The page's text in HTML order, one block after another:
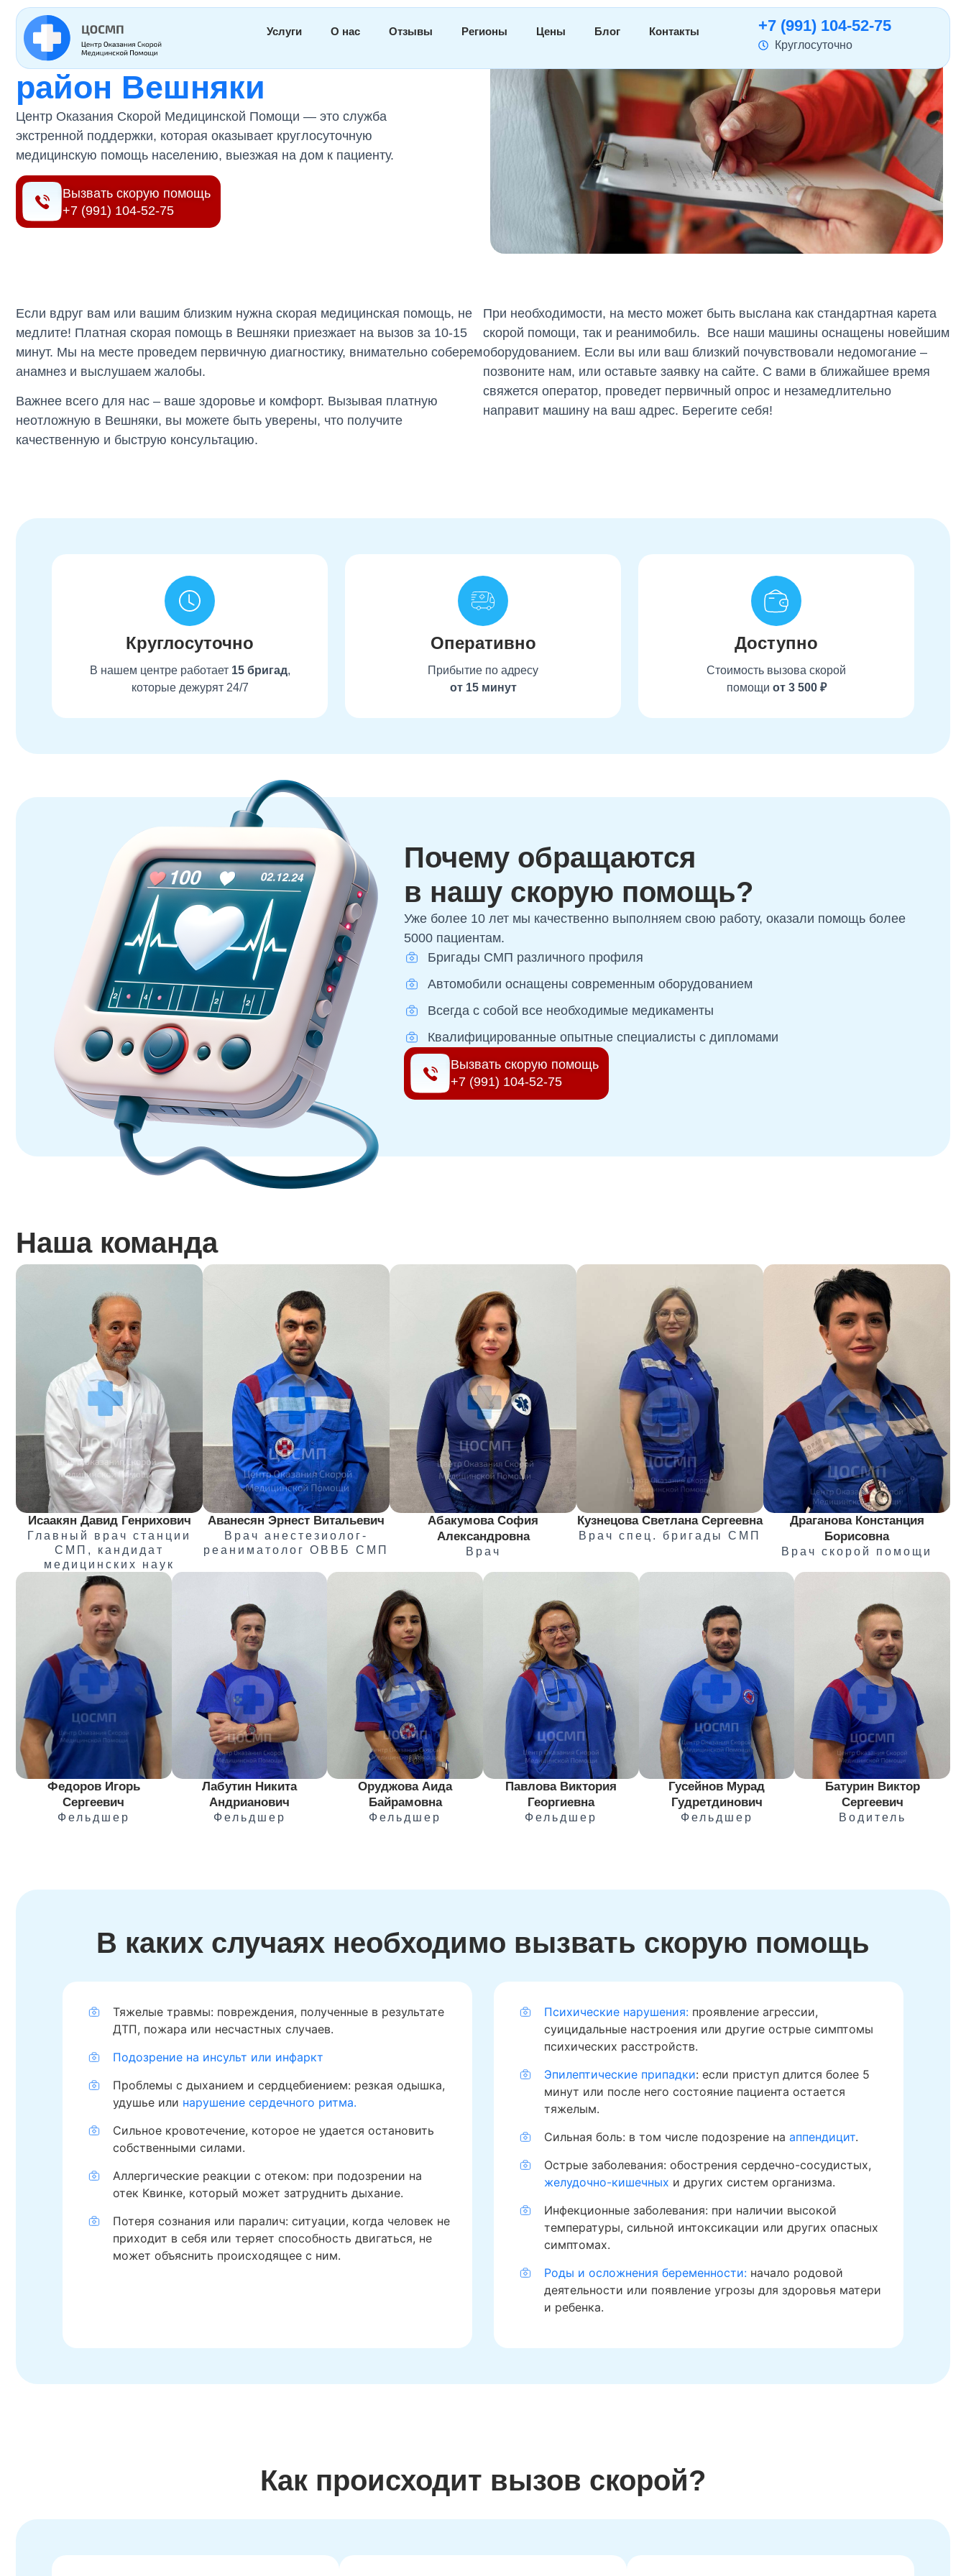
Услуги О нас Отзывы Регионы Цены Блог Контакты +7 (991) 104-52-75
Круглосуточно
Главная »
Платная скорая помощь
район Вешняки
Центр Оказания Скорой Медицинской Помощи — это служба
экстренной поддержки, которая оказывает круглосуточную
медицинскую помощь населению, выезжая на дом к пациенту.
Вызвать скорую помощь
+7 (991) 104-52-75
Если вдруг вам или вашим близким нужна скорая медицинская помощь, не
медлите! Платная скорая помощь в Вешняки приезжает на вызов за 10-15
минут. Мы на месте проведем первичную диагностику, внимательно соберем
анамнез и выслушаем жалобы.
Важнее всего для нас – ваше здоровье и комфорт. Вызывая платную
неотложную в Вешняки, вы можете быть уверены, что получите
качественную и быструю консультацию.
При необходимости, на место может быть выслана как стандартная карета
скорой помощи, так и реанимобиль. Все наши машины оснащены новейшим
оборудованием. Если вы или ваш близкий почувствовали недомогание –
позвоните нам, или оставьте заявку на сайте. С вами в ближайшее время
свяжется оператор, проведет первичный опрос и незамедлительно
направит машину на ваш адрес. Берегите себя!
Круглосуточно
В нашем центре работает 15 бригад,
которые дежурят 24/7
Оперативно
Прибытие по адресу
от 15 минут
Доступно
Стоимость вызова скорой
помощи от 3 500 ₽
Почему обращаются
в нашу скорую помощь?
Уже более 10 лет мы качественно выполняем свою работу, оказали помощь более
5000 пациентам.
Бригады СМП различного профиля
Автомобили оснащены современным оборудованием
Всегда с собой все необходимые медикаменты
Квалифицированные опытные специалисты с дипломами
Вызвать скорую помощь
+7 (991) 104-52-75
Наша команда
Исаакян Давид Генрихович
Главный врач станции
СМП, кандидат
медицинских наук
Аванесян Эрнест Витальевич
Врач анестезиолог-
реаниматолог ОВВБ СМП
Абакумова София
Александровна
Врач
Кузнецова Светлана Сергеевна
Врач спец. бригады СМП
Драганова Констанция
Борисовна
Врач скорой помощи
Федоров Игорь
Сергеевич
Фельдшер
Лабутин Никита
Андрианович
Фельдшер
Оруджова Аида
Байрамовна
Фельдшер
Павлова Виктория
Георгиевна
Фельдшер
Гусейнов Мурад
Гудретдинович
Фельдшер
Батурин Виктор
Сергеевич
Водитель
В каких случаях необходимо вызвать скорую помощь
Тяжелые травмы: повреждения, полученные в результате
ДТП, пожара или несчастных случаев.
Подозрение на инсульт или инфаркт
Проблемы с дыханием и сердцебиением: резкая одышка,
удушье или нарушение сердечного ритма.
Сильное кровотечение, которое не удается остановить
собственными силами.
Аллергические реакции с отеком: при подозрении на
отек Квинке, который может затруднить дыхание.
Потеря сознания или паралич: ситуации, когда человек не
приходит в себя или теряет способность двигаться, не
может объяснить происходящее с ним.
Психические нарушения: проявление агрессии,
суицидальные настроения или другие острые симптомы
психических расстройств.
Эпилептические припадки: если приступ длится более 5
минут или после него состояние пациента остается
тяжелым.
Сильная боль: в том числе подозрение на аппендицит.
Острые заболевания: обострения сердечно-сосудистых,
желудочно-кишечных и других систем организма.
Инфекционные заболевания: при наличии высокой
температуры, сильной интоксикации или других опасных
симптомах.
Роды и осложнения беременности: начало родовой
деятельности или появление угрозы для здоровья матери
и ребенка.
Как происходит вызов скорой?